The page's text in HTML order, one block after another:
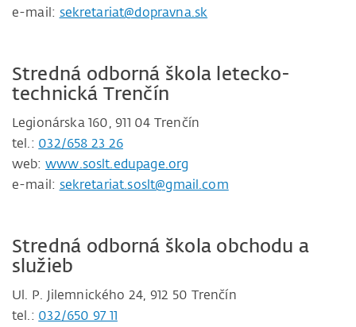
e-mail: sekretariat@dopravna.sk
Stredná odborná škola letecko-
technická Trenčín
Legionárska 160, 911 04 Trenčín
tel.: 032/658 23 26
web:www.soslt.edupage.org
e-mail: sekretariat.soslt@gmail.com
Stredná odborná škola obchodu a
služieb
Ul. P. Jilemnického 24, 912 50 Trenčín
tel.: 032/650 97 11